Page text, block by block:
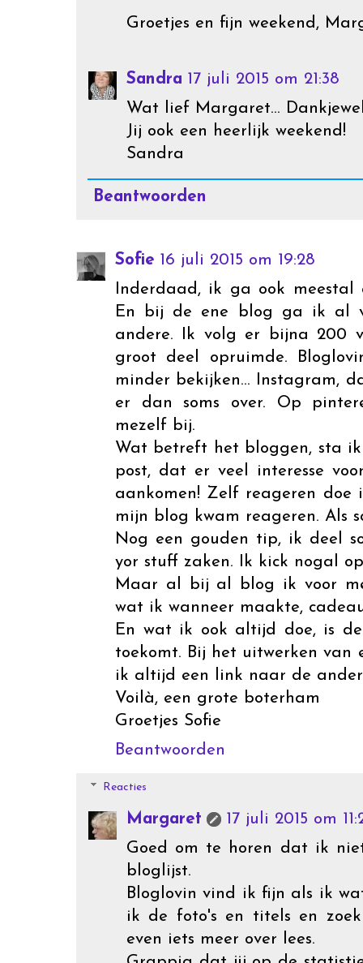
Groetjes en fijn weekend,
Sandra 17 juli 2015 om 21:38
Wat lief Margaret...
Jij ook een heerlijk weekend!
Sandra
Beantwoorden
Sofie 16 juli 2015 om 19:28
Inderdaad, ik ga ook
En bij de ene blog ga ik al
andere. Ik volg er bijna 200
groot deel opruimde.
minder bekijken... Instagram,
er dan soms over. Op
mezelf bij.
Wat betreft het bloggen, sta
post, dat er veel interesse
aankomen! Zelf reageren doe
mijn blog kwam reageren. Als
Nog een gouden tip, ik deel
yor stuff zaken. Ik kick nogal
Maar al bij al blog ik voor
wat ik wanneer maakte,
En wat ik ook altijd doe, is
toekomt. Bij het uitwerken van
ik altijd een link naar de
Voilà, een grote boterham
Groetjes Sofie
Beantwoorden
Reacties
Margaret
17 juli 2015 om
Goed om te horen dat ik
bloglijst.
Bloglovin vind ik fijn als ik
ik de foto's en titels en
even iets meer over lees.